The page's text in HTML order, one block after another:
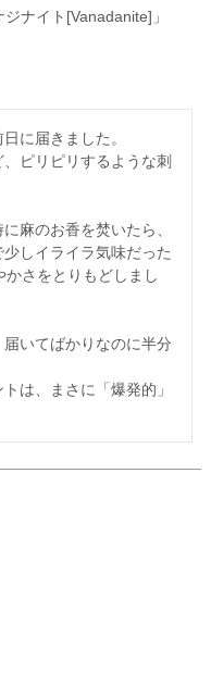
ナイト[Vanadanite]」
に届きました。
ピリピリするような刺
麻のお香を焚いたら、
しイライラ気味だった
さをとりもどしまし
いてばかりなのに半分
は、まさに「爆発的」